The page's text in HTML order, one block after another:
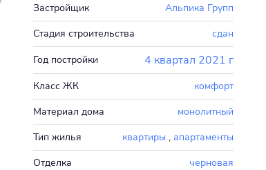
Застройщик
Альпика Групп
Стадия строительства
сдан
Год постройки
4 квартал 2021 г
Класс ЖК
комфорт
Материал дома
монолитный
Тип жилья
квартиры , апартаменты
Отделка
черновая